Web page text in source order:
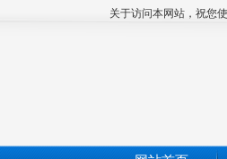
关于访问本网站，祝您